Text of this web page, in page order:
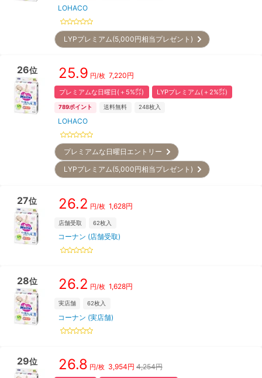
LOHACO
LYPプレミアム(5,000円相当プレゼント)
26位 25.9 円/枚 7,220円
プレミアムな日曜日(＋5%㌽) LYPプレミアム(＋2%㌽)
789ポイント 送料無料 248枚入
LOHACO
プレミアムな日曜日エントリー
LYPプレミアム(5,000円相当プレゼント)
27位 26.2 円/枚 1,628円
店舗受取 62枚入
コーナン (店舗受取)
28位 26.2 円/枚 1,628円
実店舗 62枚入
コーナン (実店舗)
29位 26.8 円/枚 3,954円 4,254円